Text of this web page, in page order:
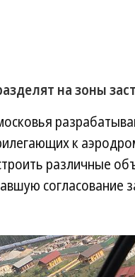
на зоны
к
различные
согласование